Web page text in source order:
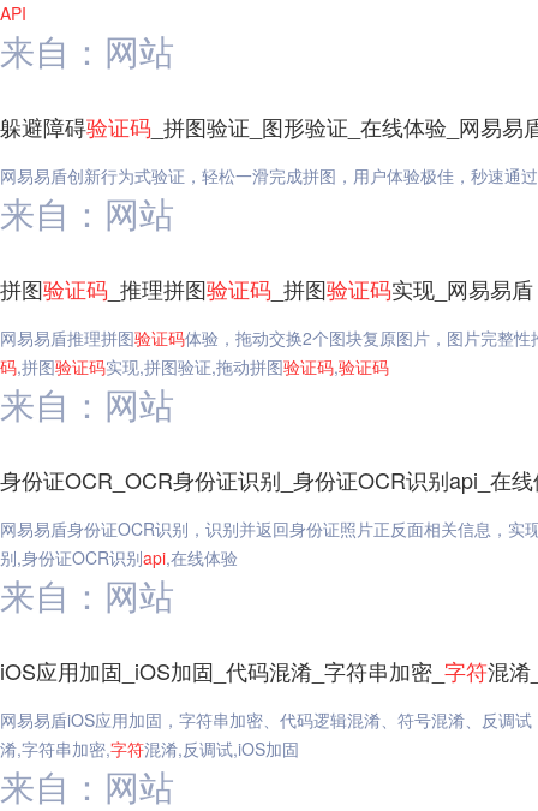
API
来自：网站
躲避障碍验证码 _拼图验证_图形验证_在线体验_网易易
网易易盾创新行为式验证，轻松一滑完成拼图，用户体验极佳，秒速通
来自：网站
拼图验证码 _推理拼图验证码 _拼图验证码实现_网易易盾
网易易盾推理拼图验证码体验，拖动交换2个图块复原图片，图片完整
码,拼图验证码实现,拼图验证,拖动拼图验证码,验证码
来自：网站
身份证OCR_OCR身份证识别_身份证OCR识别api_在
网易易盾身份证OCR识别，识别并返回身份证照片正反面相关信息，
别,身份证OCR识别api,在线体验
来自：网站
iOS应用加固_iOS加固_代码混淆_字符串加密_ 字符混淆
网易易盾iOS应用加固，字符串加密、代码逻辑混淆、符号混淆、反调
淆,字符串加密,字符混淆,反调试,iOS加固
来自：网站